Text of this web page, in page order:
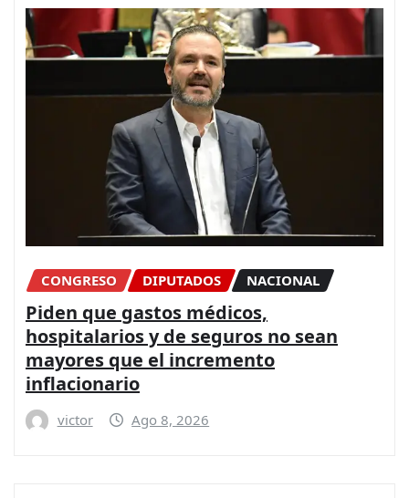
CONGRESO DIPUTADOS NACIONAL
Piden que gastos médicos,
hospitalarios y de seguros no sean
mayores que el incremento
inflacionario
victor Ago 8, 2026